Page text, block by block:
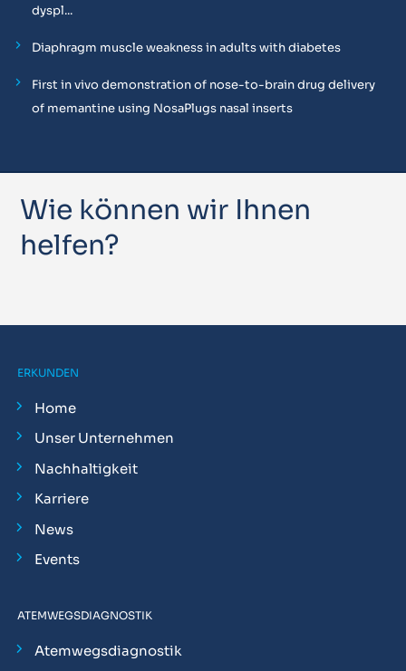
dyspl...
Diaphragm muscle weakness in adults with diabetes
First in vivo demonstration of nose-to-brain drug delivery
of memantine using NosaPlugs nasal inserts
Wie können wir Ihnen
helfen?
ERKUNDEN
Home
Unser Unternehmen
Nachhaltigkeit
Karriere
News
Events
ATEMWEGSDIAGNOSTIK
Atemwegsdiagnostik